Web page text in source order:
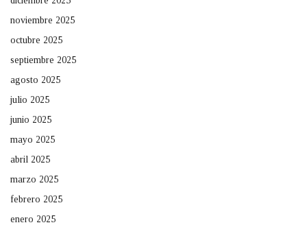
noviembre 2025
octubre 2025
septiembre 2025
agosto 2025
julio 2025
junio 2025
mayo 2025
abril 2025
marzo 2025
febrero 2025
enero 2025